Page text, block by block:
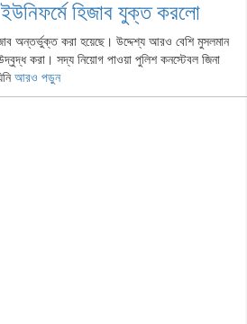
ইউনিফর্মে হিজাব যুক্ত করলো
অন্তর্ভুক্ত করা হয়েছে। উদ্দেশ্য আরও বেশি মুসলমান
করা। সদ্য নিয়োগ পাওয়া পুলিশ কনস্টেবল জিনা
আরও পড়ুন